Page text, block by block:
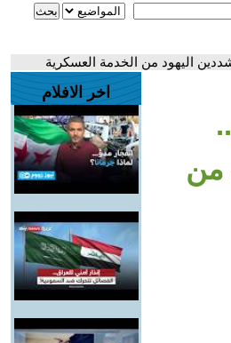
اليهود من الخدمة العسكرية
من
اخر الافلام